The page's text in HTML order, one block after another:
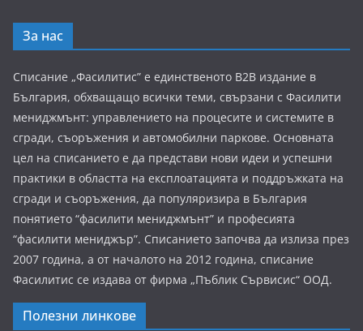
За нас
Списание „Фасилитис” е единственото B2B издание в
България, обхващащо всички теми, свързани с Фасилити
мениджмънт: управлението на процесите и системите в
сгради, съоръжения и автомобилни паркове. Основната
цел на списанието е да представи нови идеи и успешни
практики в областта на експлоатацията и поддръжката на
сгради и съоръжения, да популяризира в България
понятието “фасилити мениджмънт” и професията
“фасилити мениджър”. Списанието започва да излиза през
2007 година, а от началото на 2012 година, списание
Фасилитис се издава от фирма „Пъблик Сървисис“ ООД.
Полезни линкове